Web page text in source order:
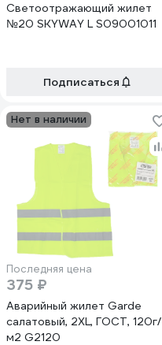
Светоотражающий жилет
№20 SKYWAY L S09001011
Подписаться
Нет в наличии
Последняя цена
375 ₽
Аварийный жилет Garde
салатовый, 2XL, ГОСТ, 120г/
м2 G2120